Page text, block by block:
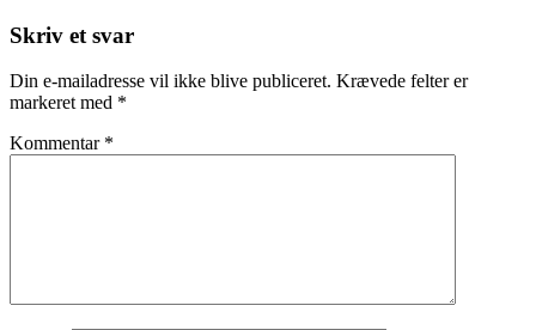
Skriv et svar
Din e-mailadresse vil ikke blive publiceret. Krævede felter er
markeret med *
Kommentar *